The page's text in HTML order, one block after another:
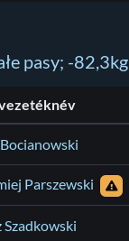
pasy; -82,3kg
Parszewski
Szadkowski